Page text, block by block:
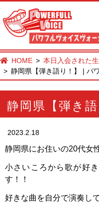
HOME
本日入会された
静岡県【弾き語り！】 | パ
静岡県【弾き語
2023.2.18
静岡県にお住いの20代女
小さいころから歌が好
す！！
好きな曲を自分で演奏し